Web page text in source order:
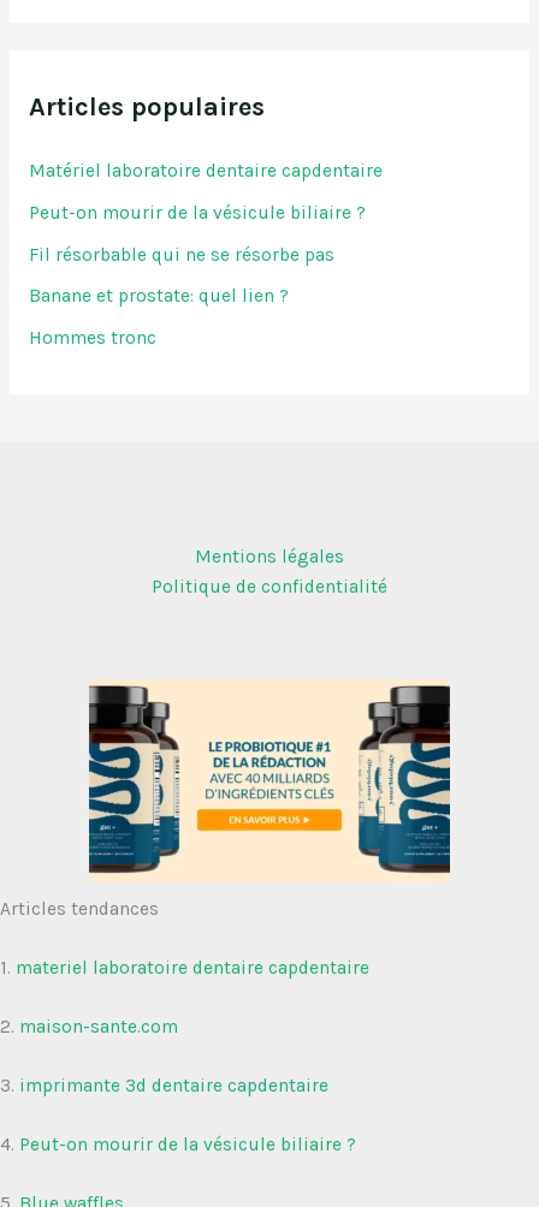
Articles populaires
Matériel laboratoire dentaire capdentaire
Peut-on mourir de la vésicule biliaire ?
Fil résorbable qui ne se résorbe pas
Banane et prostate: quel lien ?
Hommes tronc
Mentions légales
Politique de confidentialité
Articles tendances
1. materiel laboratoire dentaire capdentaire
2. maison-sante.com
3. imprimante 3d dentaire capdentaire
4. Peut-on mourir de la vésicule biliaire ?